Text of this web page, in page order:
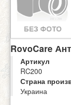
RovoCare
Артикул
RC200
Страна
Украина